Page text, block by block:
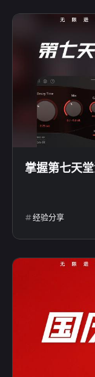
掌握第七天
经验分享